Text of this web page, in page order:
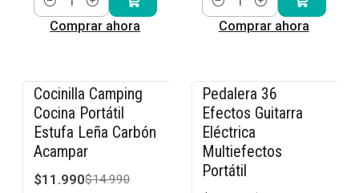
Cantidad
Comprar ahora
Cantidad
Comprar ahora
-20% OFF
Cocinilla Camping
Cocina Portátil
Estufa Leña Carbón
Acampar
$11.990$14.990
-23% OFF
Pedalera 36
Efectos Guitarra
Eléctrica
Multiefectos
Portátil